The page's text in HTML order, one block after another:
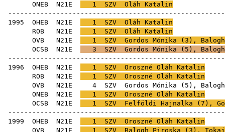
ONEB N21E 1 SZV Oláh Katalin
1995 OHEB N21E 1 SZV Oláh Katalin
ROB N21E 1 SZV Oláh Katalin
OVB N21E 1 SZV Gordos Mónika ( 3 ),
OCSB N21E 3 SZV Gordos Mónika ( 5 ),
1996 OHEB N21E 1 SZV Oroszné Oláh Katalin
ROB N21E 1 SZV Oroszné Oláh Katalin
OVB N21E 4 SZV Gordos Mónika ( 5 ),
ONEB N21E 1 SZV Oroszné Oláh Katalin
OCSB N21E 1 SZV Felföldi Hajnalka ( 7 ),
1999 OHEB N21E 1 SZV Oroszné Oláh Katalin
OVB N21E 1 SZV Balogh Piroska ( 3 ),